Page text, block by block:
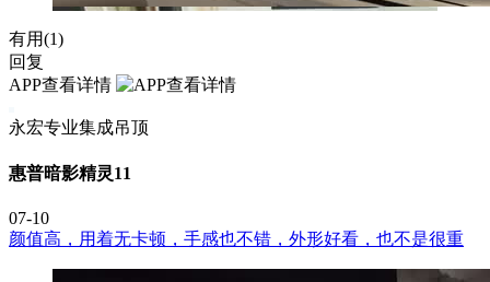
有用(1)
回复
APP查看详情
永宏专业集成吊顶
惠普暗影精灵11
07-10
颜值高，用着无卡顿，手感也不错，外形好看，也不是很重